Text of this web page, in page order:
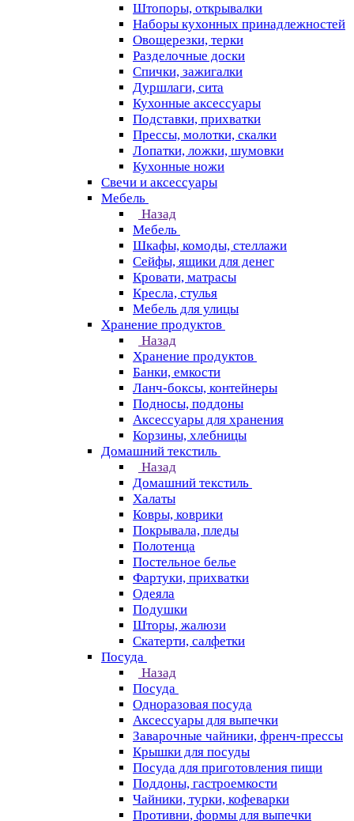
Штопоры, открывалки
Наборы кухонных принадлежностей
Овощерезки, терки
Разделочные доски
Спички, зажигалки
Дуршлаги, сита
Кухонные аксессуары
Подставки, прихватки
Прессы, молотки, скалки
Лопатки, ложки, шумовки
Кухонные ножи
Свечи и аксессуары
Мебель
Назад
Мебель
Шкафы, комоды, стеллажи
Сейфы, ящики для денег
Кровати, матрасы
Кресла, стулья
Мебель для улицы
Хранение продуктов
Назад
Хранение продуктов
Банки, емкости
Ланч-боксы, контейнеры
Подносы, поддоны
Аксессуары для хранения
Корзины, хлебницы
Домашний текстиль
Назад
Домашний текстиль
Халаты
Ковры, коврики
Покрывала, пледы
Полотенца
Постельное белье
Фартуки, прихватки
Одеяла
Подушки
Шторы, жалюзи
Скатерти, салфетки
Посуда
Назад
Посуда
Одноразовая посуда
Аксессуары для выпечки
Заварочные чайники, френч-прессы
Крышки для посуды
Посуда для приготовления пищи
Поддоны, гастроемкости
Чайники, турки, кофеварки
Противни, формы для выпечки